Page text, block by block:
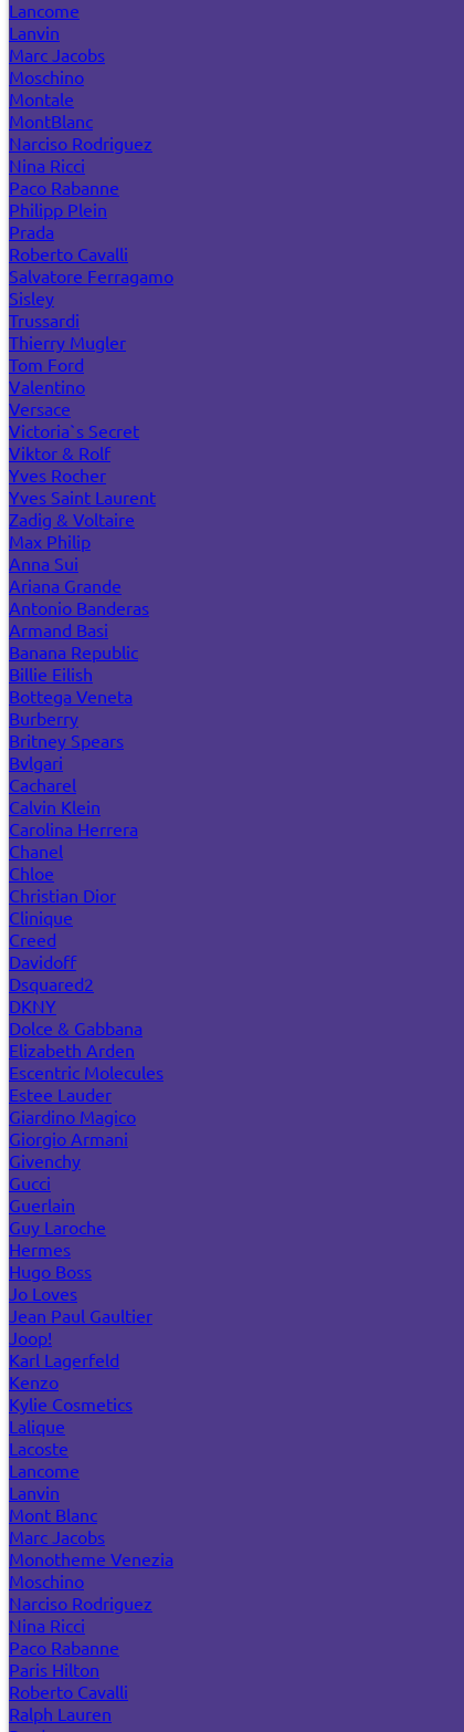
Lancome
Lanvin
Marc Jacobs
Moschino
Montale
MontBlanc
Narciso Rodriguez
Nina Ricci
Paco Rabanne
Philipp Plein
Prada
Roberto Cavalli
Salvatore Ferragamo
Sisley
Trussardi
Thierry Mugler
Tom Ford
Valentino
Versace
Victoria`s Secret
Viktor & Rolf
Yves Rocher
Yves Saint Laurent
Zadig & Voltaire
Max Philip
Anna Sui
Ariana Grande
Antonio Banderas
Armand Basi
Banana Republic
Billie Eilish
Bottega Veneta
Burberry
Britney Spears
Bvlgari
Cacharel
Calvin Klein
Carolina Herrera
Chanel
Chloe
Christian Dior
Clinique
Creed
Davidoff
Dsquared2
DKNY
Dolce & Gabbana
Elizabeth Arden
Escentric Molecules
Estee Lauder
Giardino Magico
Giorgio Armani
Givenchy
Gucci
Guerlain
Guy Laroche
Hermes
Hugo Boss
Jo Loves
Jean Paul Gaultier
Joop!
Karl Lagerfeld
Kenzo
Kylie Cosmetics
Lalique
Lacoste
Lancome
Lanvin
Mont Blanc
Marc Jacobs
Monotheme Venezia
Moschino
Narciso Rodriguez
Nina Ricci
Paco Rabanne
Paris Hilton
Roberto Cavalli
Ralph Lauren